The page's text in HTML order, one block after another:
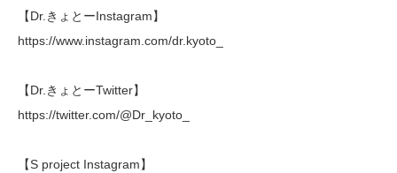
【Dr.きょとーInstagram】
https://www.instagram.com/dr.kyoto_
【Dr.きょとーTwitter】
https://twitter.com/@Dr_kyoto_
【S project Instagram】